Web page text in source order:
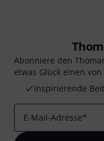
Abonniere den
etwas Glück einen von
Inspirierende
E-Mail-Adresse*